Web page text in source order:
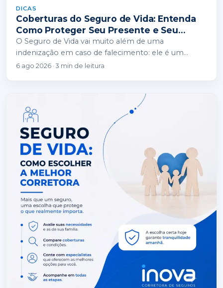
DICAS
Coberturas do Seguro de Vida: Entenda
Como Proteger Seu Presente e Seu
Futuro
O Seguro de Vida vai muito além de uma
indenização em caso de falecimento: ele é um
instrumento de proteção financeira completo…
6 ago 2026 · 3 min de leitura